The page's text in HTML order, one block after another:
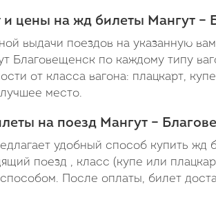
и цены на жд билеты Мангут –
выдачи поездов на указанную
Благовещенск по каждому типу
от класса вагона: плацкарт,
место.
на поезд Мангут –
удобный способ купить жд
поезд , класс (купе или
После оплаты, билет